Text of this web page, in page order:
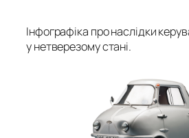
Інфографіка про наслідки
у нетверезому стані.